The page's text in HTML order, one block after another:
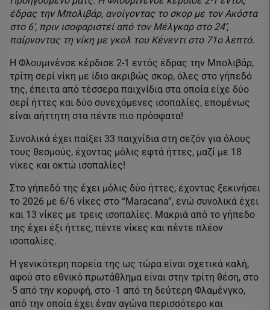
έδρας την Μπολιβάρ, ανοίγοντας το σκορ με τον Ακόστα
στο 6’, πριν ισοφαριστεί από τον Μέλγκαρ στο 24’,
παίρνοντας τη νίκη με γκολ του Κένεντι στο 71ο λεπτό.
Η Φλουμινένσε κέρδισε 2-1 εντός έδρας την Μπολιβάρ,
τρίτη σερί νίκη με ίδιο ακριβώς σκορ, όλες στο γήπεδό
της, έπειτα από τέσσερα παιχνίδια στα οποία είχε δύο
σερί ήττες και δύο συνεχόμενες ισοπαλίες, επομένως
είναι αήττητη στα πέντε πιο πρόσφατα!
Συνολικά έχει παίξει 33 παιχνίδια στη σεζόν για όλους
τους θεσμούς, έχοντας μόλις εφτά ήττες, μαζί με 18
νίκες και οκτώ ισοπαλίες!
Στο γήπεδό της έχει μόλις δύο ήττες, έχοντας ξεκινήσει
το 2026 με 6/6 νίκες στο “Maracana”, ενώ συνολικά έχει
και 13 νίκες με τρεις ισοπαλίες. Μακριά από το γήπεδο
της έχει έξι ήττες, πέντε νίκες και πέντε πλέον
ισοπαλίες.
Η γενικότερη πορεία της ως τώρα είναι σχετικά καλή,
αφού στο εθνικό πρωτάθλημα είναι στην τρίτη θέση, στο
-5 από την κορυφή, στο -1 από τη δεύτερη Φλαμένγκο,
από την οποία έχει έναν αγώνα περισσότερο και